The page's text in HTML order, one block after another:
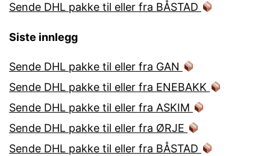
Sende DHL pakke til eller fra BÅSTAD
Siste innlegg
Sende DHL pakke til eller fra GAN
Sende DHL pakke til eller fra ENEBAKK
Sende DHL pakke til eller fra ASKIM
Sende DHL pakke til eller fra ØRJE
Sende DHL pakke til eller fra BÅSTAD